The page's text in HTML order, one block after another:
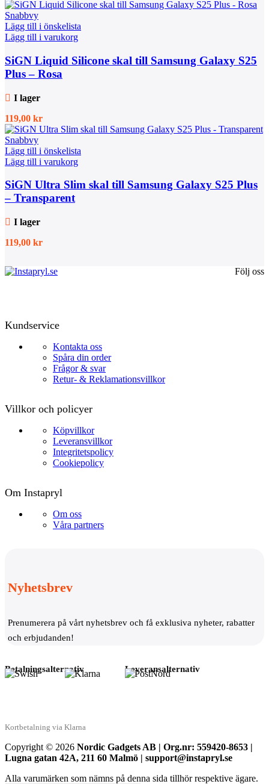
Snabbvy
Lägg till i önskelista
Lägg till i varukorg
SiGN Liquid Silicone skal till Samsung Galaxy S25
Plus – Rosa
I lager
119,00 kr
Snabbvy
Lägg till i önskelista
Lägg till i varukorg
SiGN Ultra Slim skal till Samsung Galaxy S25 Plus
– Transparent
I lager
119,00 kr
Följ oss
Kundservice
Kontakta oss
Spåra din order
Frågor & svar
Retur- & Reklamationsvillkor
Villkor och policyer
Köpvillkor
Leveransvillkor
Integritetspolicy
Cookiepolicy
Om Instapryl
Om oss
Våra partners
Nyhetsbrev
Prenumerera på vårt nyhetsbrev och få exklusiva nyheter, rabatter
och erbjudanden!
Betalningsalternativ
Kortbetalning via Klarna
Leveransalternativ
Copyright © 2026 Nordic Gadgets AB | Org.nr: 559420-8653 |
Lugna gatan 42A, 211 60 Malmö | support@instapryl.se
Alla varumärken som nämns på denna sida tillhör respektive ägare.